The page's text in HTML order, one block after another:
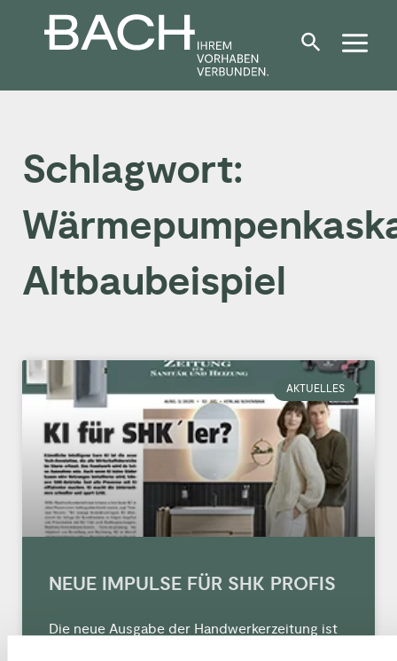
Schlagwort:
Altbaubeispiel
AKTUELLES
NEUE IMPULSE FÜR SHK PROFIS
Die neue Ausgabe der Handwerkerzeitung ist